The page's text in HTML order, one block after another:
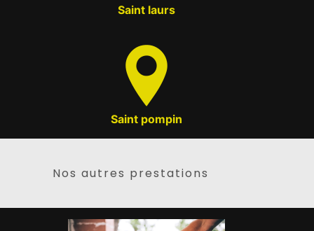
Saint laurs
Saint pompin
Nos autres prestations